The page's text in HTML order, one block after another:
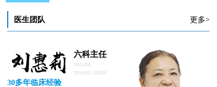
医生团队 更多>
六科主任
ONLINE
TRANSLATION
30多年临床经验